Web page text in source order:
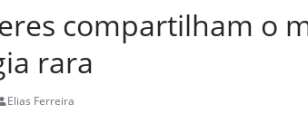
compartilham o
rara
Elias Ferreira